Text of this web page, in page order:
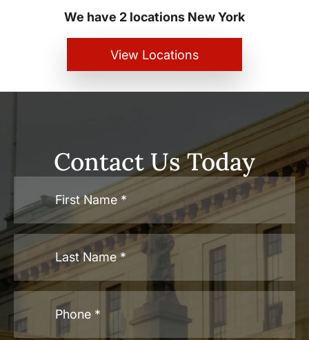
We have 2 locations New York
View Locations
Contact Us Today